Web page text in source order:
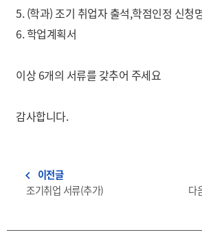
5. (학과) 조기 취업자 출석,학점인정 신청
6. 학업계획서
이상 6개의 서류를 갖추어 주세요
감사합니다.
navigate_before 이전글
조기취업 서류(추가)
다